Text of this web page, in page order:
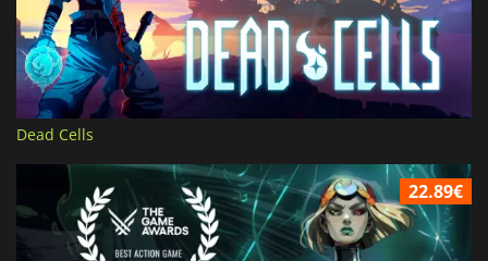
Dead Cells
22.89€